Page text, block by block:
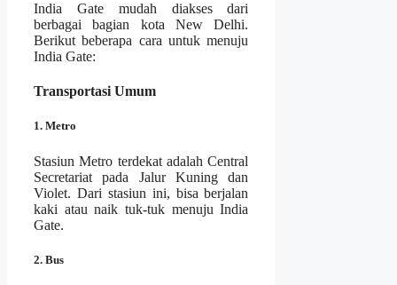
India Gate mudah diakses dari
berbagai bagian kota New Delhi.
Berikut beberapa cara untuk menuju
India Gate:
Transportasi Umum
1. Metro
Stasiun Metro terdekat adalah Central
Secretariat pada Jalur Kuning dan
Violet. Dari stasiun ini, bisa berjalan
kaki atau naik tuk-tuk menuju India
Gate.
2. Bus